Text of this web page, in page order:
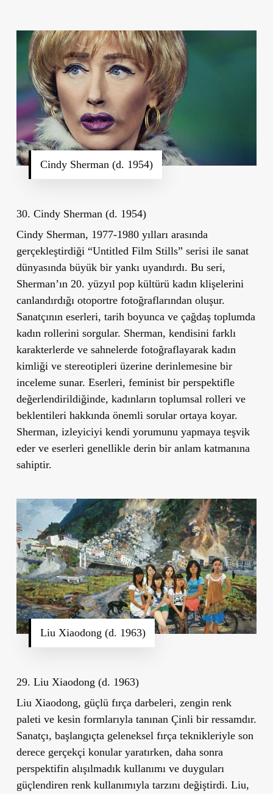
Cindy Sherman (d. 1954)
30. Cindy Sherman (d. 1954)
Cindy Sherman, 1977-1980 yılları arasında
gerçekleştirdiği “Untitled Film Stills” serisi ile sanat
dünyasında büyük bir yankı uyandırdı. Bu seri,
Sherman’ın 20. yüzyıl pop kültürü kadın klişelerini
canlandırdığı otoportre fotoğraflarından oluşur.
Sanatçının eserleri, tarih boyunca ve çağdaş toplumda
kadın rollerini sorgular. Sherman, kendisini farklı
karakterlerde ve sahnelerde fotoğraflayarak kadın
kimliği ve stereotipleri üzerine derinlemesine bir
inceleme sunar. Eserleri, feminist bir perspektifle
değerlendirildiğinde, kadınların toplumsal rolleri ve
beklentileri hakkında önemli sorular ortaya koyar.
Sherman, izleyiciyi kendi yorumunu yapmaya teşvik
eder ve eserleri genellikle derin bir anlam katmanına
sahiptir.
Liu Xiaodong (d. 1963)
29. Liu Xiaodong (d. 1963)
Liu Xiaodong, güçlü fırça darbeleri, zengin renk
paleti ve kesin formlarıyla tanınan Çinli bir ressamdır.
Sanatçı, başlangıçta geleneksel fırça teknikleriyle son
derece gerçekçi konular yaratırken, daha sonra
perspektifin alışılmadık kullanımı ve duyguları
güçlendiren renk kullanımıyla tarzını değiştirdi. Liu,